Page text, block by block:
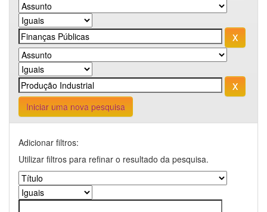
Iniciar uma nova pesquisa
Adicionar filtros:
Utilizar filtros para refinar o resultado da pesquisa.